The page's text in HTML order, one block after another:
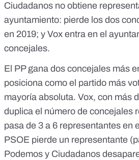
Ciudadanos no obtiene
ayuntamiento: pierde los dos
en 2019; y Vox entra en el
concejales.
El PP gana dos concejales más
posiciona como el partido más
mayoría absoluta. Vox, con más
duplica el número de concejales
pasa de 3 a 6 representantes en
PSOE pierde un representante
Podemos y Ciudadanos